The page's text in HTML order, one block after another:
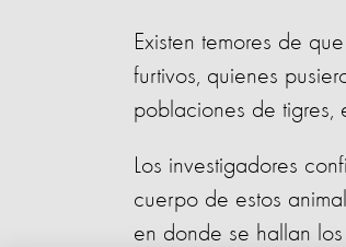
Existen temores de
furtivos, quienes
poblaciones de tigres,
Los investigadores
cuerpo de estos
en donde se hallan